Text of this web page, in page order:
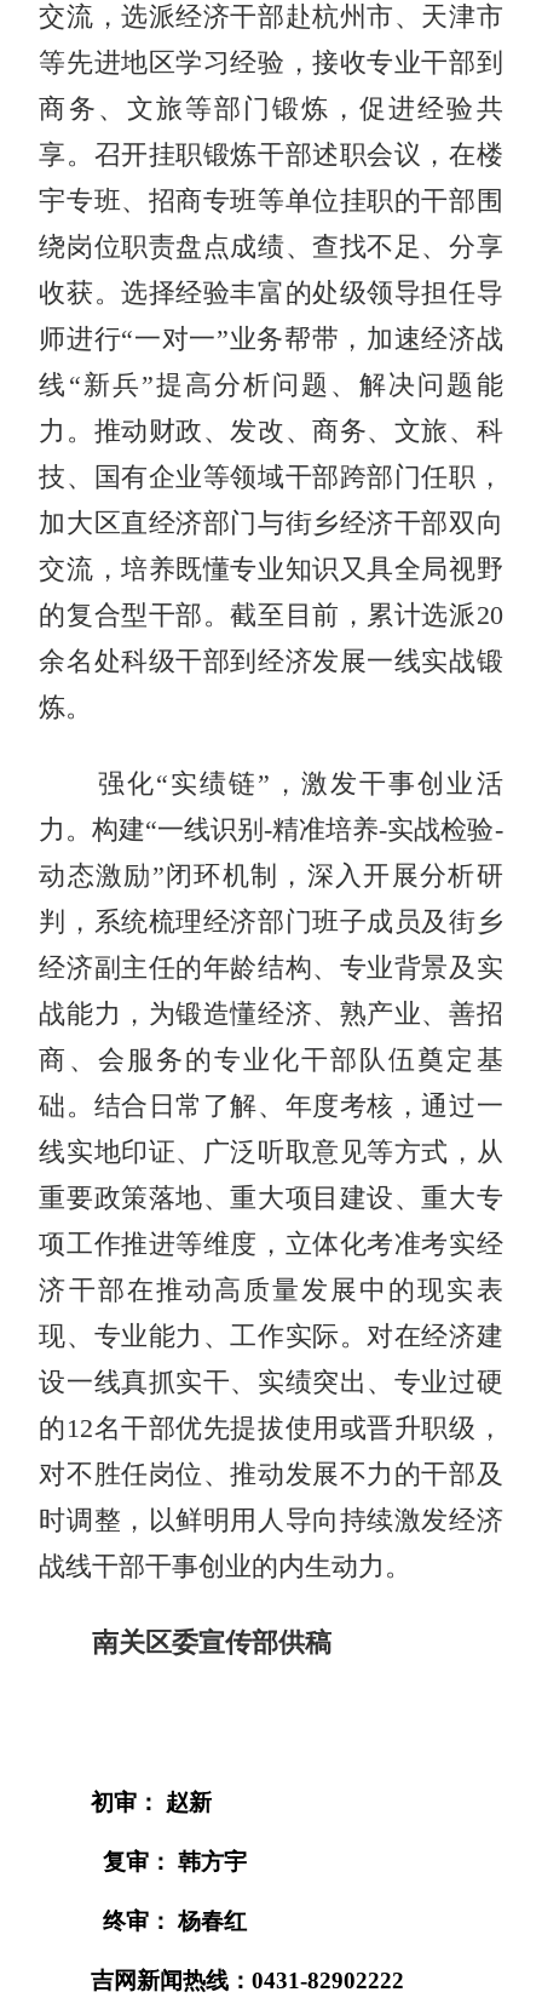
交流，选派经济干部赴杭州市、天津市
等先进地区学习经验，接收专业干部到
商务、文旅等部门锻炼，促进经验共
享。召开挂职锻炼干部述职会议，在楼
宇专班、招商专班等单位挂职的干部围
绕岗位职责盘点成绩、查找不足、分享
收获。选择经验丰富的处级领导担任导
师进行“一对一”业务帮带，加速经济战
线“新兵”提高分析问题、解决问题能
力。推动财政、发改、商务、文旅、科
技、国有企业等领域干部跨部门任职，
加大区直经济部门与街乡经济干部双向
交流，培养既懂专业知识又具全局视野
的复合型干部。截至目前，累计选派20
余名处科级干部到经济发展一线实战锻
炼。
强化“实绩链”，激发干事创业活
力。构建“一线识别-精准培养-实战检验-
动态激励”闭环机制，深入开展分析研
判，系统梳理经济部门班子成员及街乡
经济副主任的年龄结构、专业背景及实
战能力，为锻造懂经济、熟产业、善招
商、会服务的专业化干部队伍奠定基
础。结合日常了解、年度考核，通过一
线实地印证、广泛听取意见等方式，从
重要政策落地、重大项目建设、重大专
项工作推进等维度，立体化考准考实经
济干部在推动高质量发展中的现实表
现、专业能力、工作实际。对在经济建
设一线真抓实干、实绩突出、专业过硬
的12名干部优先提拔使用或晋升职级，
对不胜任岗位、推动发展不力的干部及
时调整，以鲜明用人导向持续激发经济
战线干部干事创业的内生动力。
南关区委宣传部供稿
初审： 赵新
复审： 韩方宇
终审： 杨春红
吉网新闻热线：0431-82902222